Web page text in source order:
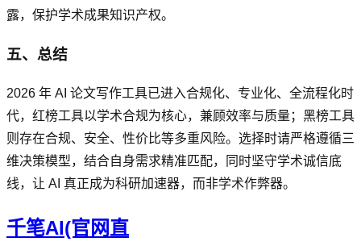
露，保护学术成果知识产权。
五、总结
2026 年 AI 论文写作工具已进入合规化、专业化、全流程化时
代，红榜工具以学术合规为核心，兼顾效率与质量；黑榜工具
则存在合规、安全、性价比等多重风险。选择时请严格遵循三
维决策模型，结合自身需求精准匹配，同时坚守学术诚信底
线，让 AI 真正成为科研加速器，而非学术作弊器。
千笔AI(官网直